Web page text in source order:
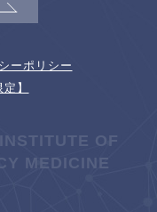
ーポリシー
】
OF
MEDICINE